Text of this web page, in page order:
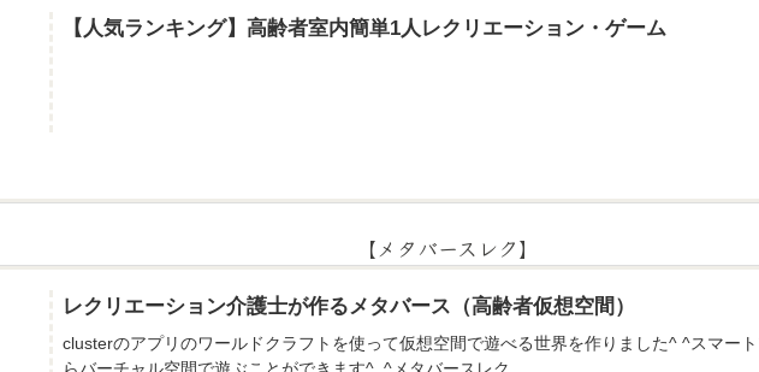
【人気ランキング】高齢者室内簡単1人レクリエーション・ゲーム
【メタバースレク】
レクリエーション介護士が作るメタバース（高齢者仮想空間）
clusterのアプリのワールドクラフトを使って仮想空間で遊べる世界を作りました^ ^スマー